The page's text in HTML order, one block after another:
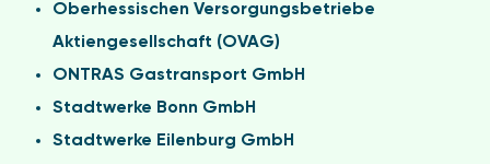
Oberhessischen Versorgungsbetriebe
Aktiengesellschaft (OVAG)
ONTRAS Gastransport GmbH
Stadtwerke Bonn GmbH
Stadtwerke Eilenburg GmbH